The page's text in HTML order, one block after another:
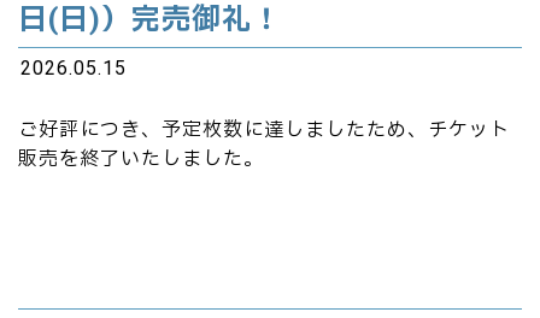
日(日)）完売御礼！
2026.05.15
ご好評につき、予定枚数に達しましたため、チケット
販売を終了いたしました。